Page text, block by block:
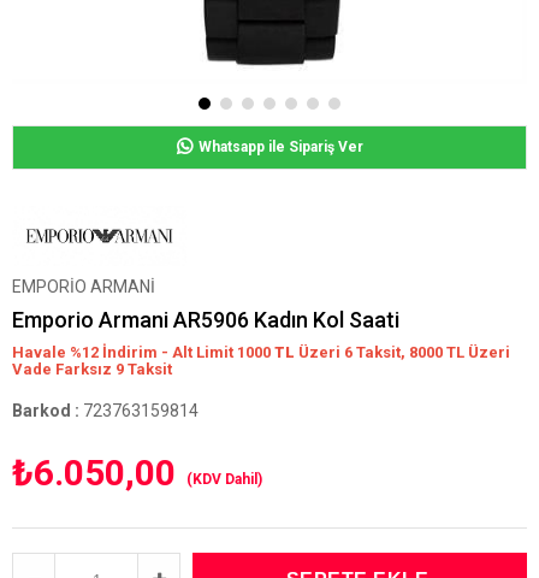
Whatsapp ile Sipariş Ver
EMPORİO ARMANİ
Emporio Armani AR5906 Kadın Kol Saati
Havale %12 İndirim - Alt Limit 1000 TL Üzeri 6 Taksit, 8000 TL Üzeri
Vade Farksız 9 Taksit
Barkod : 723763159814
₺6.050,00 (KDV Dahil)